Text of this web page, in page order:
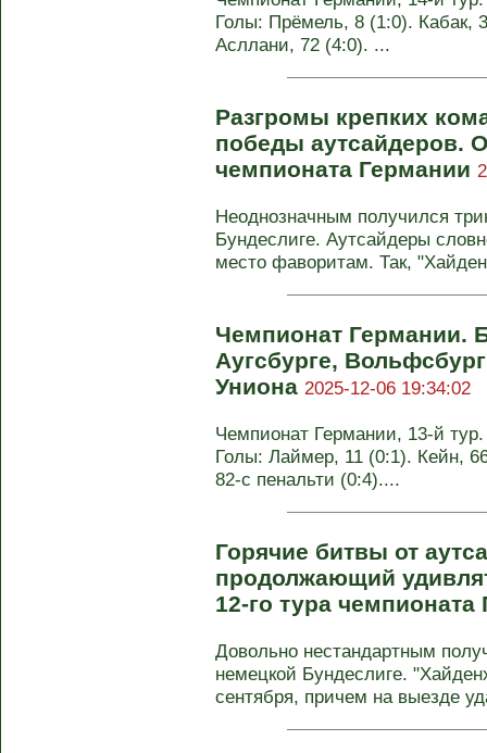
Голы: Прёмель, 8 (1:0). Кабак,
Асллани, 72 (4:0). ...
Разгромы крепких
победы аутсайдеров.
чемпионата Германии
Неоднозначным получился
Бундеслиге. Аутсайдеры
место фаворитам. Так,
Чемпионат Германии.
Аугсбурге,
Униона 2025-12-06 19:34:02
Чемпионат Германии, 13-й
Голы: Лаймер, 11 (0:1). Кейн,
82-с пенальти (0:4)....
Горячие битвы от
продолжающий
12-го тура
Довольно нестандартным
немецкой Бундеслиге.
сентября, причем на выезде